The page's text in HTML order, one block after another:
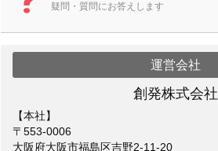
疑問・質問にお答えします
運営会社
創発株式会社
【本社】
〒553-0006
大阪府大阪市福島区吉野2-11-20